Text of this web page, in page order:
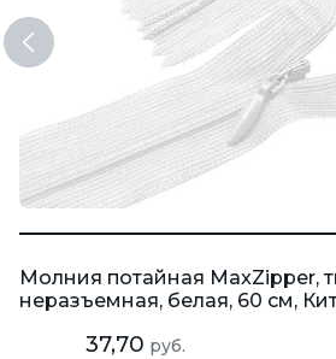
Previous
Молния потайная MaxZipper,
неразъемная, белая, 60 см,
37,70 руб.